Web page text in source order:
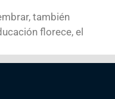
también
florece, el